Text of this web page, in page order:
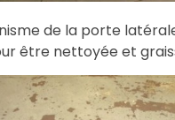
de la porte
être nettoyée et